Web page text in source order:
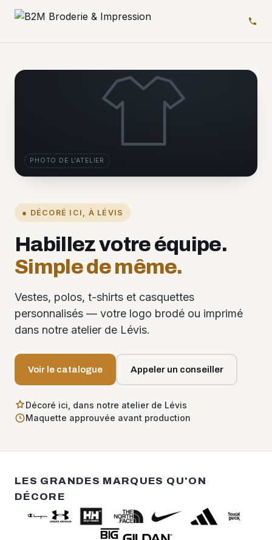
● DÉCORÉ ICI, À LÉVIS
Habillez votre équipe.
Simple de même.
Vestes, polos, t-shirts et casquettes
personnalisés — votre logo brodé ou imprimé
dans notre atelier de Lévis.
Voir le catalogue Appeler un conseiller
Décoré ici, dans notre atelier de Lévis
Maquette approuvée avant production
PHOTO DE L'ATELIER
LES GRANDES MARQUES QU'ON
DÉCORE